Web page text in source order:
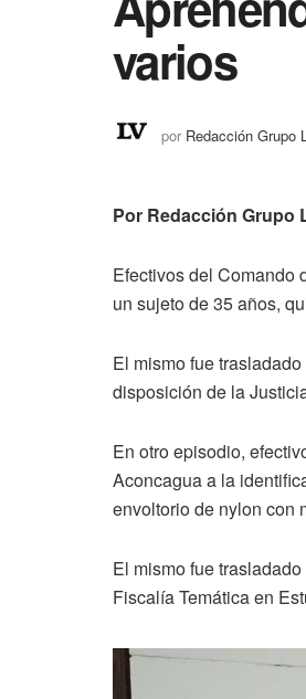
varios
por Redacción Grupo
Por Redacción Grupo
Efectivos del Comando
un sujeto de 35 años,
El mismo fue
disposición de la
En otro episodio,
Aconcagua a la
envoltorio de nylon con
El mismo fue
Fiscalía Temática en